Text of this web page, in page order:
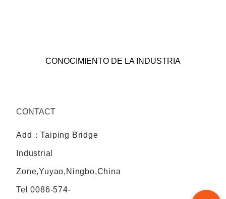
CONOCIMIENTO DE LA INDUSTRIA
CONTACT
Add：Taiping Bridge
Industrial
Zone,Yuyao,Ningbo,China
Tel 0086-574-